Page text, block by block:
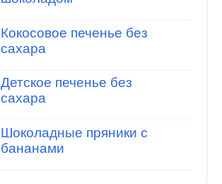
Кокосовое печенье без
сахара
Детское печенье без
сахара
Шоколадные пряники с
бананами